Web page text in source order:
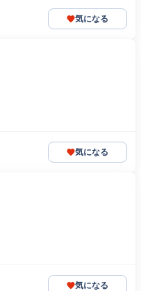
気になる
気になる
気になる